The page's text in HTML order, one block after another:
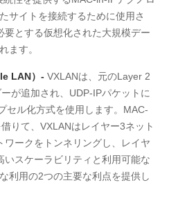
サイトを接続するために使用さ
要とする仮想化された大規模デー
ます。
LAN） - VXLANは、元のLayer 2
が追加され、UDP-IPパケットに
セル化方式を使用します。MAC-
りて、VXLANはレイヤー3ネット
ワークをトンネリングし、レイヤ
いスケーラビリティと利用可能な
利用の2つの主要な利点を提供し